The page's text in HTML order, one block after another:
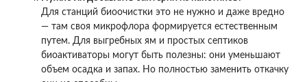
Для станций биоочистки это не нужно и даже вредно
— там своя микрофлора формируется естественным
путем. Для выгребных ям и простых септиков
биоактиваторы могут быть полезны: они уменьшают
объем осадка и запах. Но полностью заменить откачку